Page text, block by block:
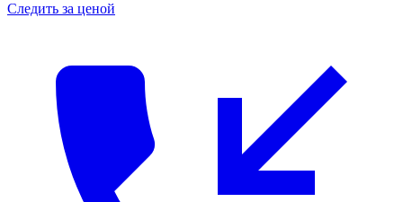
Следить за ценой